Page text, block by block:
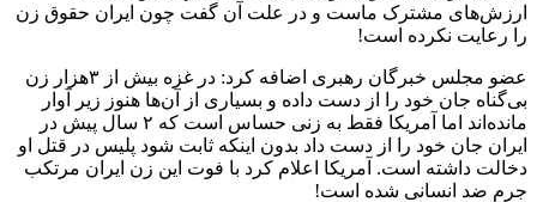
ارزش‌های مشترک ماست و در علت آن گفت چون ایران حقوق زن
را رعایت نکرده است!
عضو مجلس خبرگان رهبری اضافه کرد: در غزه بیش از ۳هزار زن
بی‌گناه جان خود را از دست داده و بسیاری از آن‌ها هنوز زیر آوار
مانده‌اند اما آمریکا فقط به زنی حساس است که ۲ سال پیش در
ایران جان خود را از دست داد بدون اینکه ثابت شود پلیس در قتل او
دخالت داشته است. آمریکا اعلام کرد با فوت این زن ایران مرتکب
جرم ضد انسانی شده است!